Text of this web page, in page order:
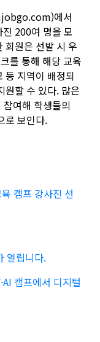
에서
200여 명을 모
회원은 선발 시 우
를 통해 해당 교육
등 지역이 배정되
원할 수 있다. 많은
여해 학생들의
로 보인다.
캠프 강사진 선
열립니다.
캠프에서 디지털